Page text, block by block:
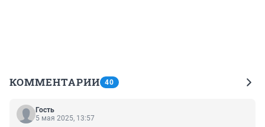
КОММЕНТАРИИ 40
Гость
5 мая 2025, 13:57